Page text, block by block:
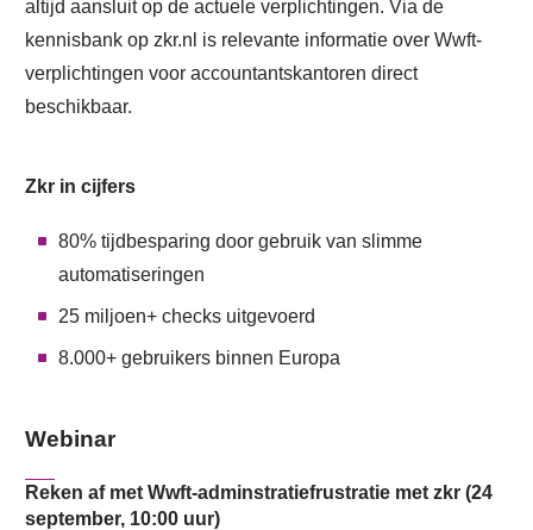
altijd aansluit op de actuele verplichtingen. Via de
kennisbank op zkr.nl is relevante informatie over Wwft-
verplichtingen voor accountantskantoren direct
beschikbaar.
Zkr in cijfers
80% tijdbesparing door gebruik van slimme
automatiseringen
25 miljoen+ checks uitgevoerd
8.000+ gebruikers binnen Europa
Webinar
Reken af met Wwft-adminstratiefrustratie met zkr (24
september, 10:00 uur)